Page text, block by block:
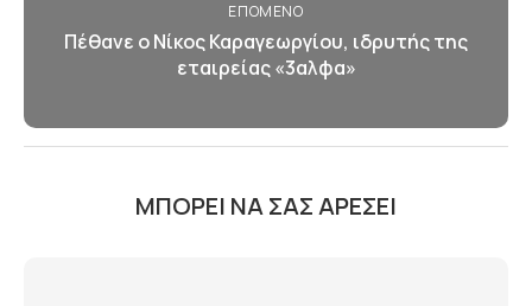
ΕΠΌΜΕΝΟ
Πέθανε ο Νίκος Καραγεωργίου, ιδρυτής της
εταιρείας «3αλφα»
ΜΠΟΡΕΊ ΝΑ ΣΑΣ ΑΡΈΣΕΙ